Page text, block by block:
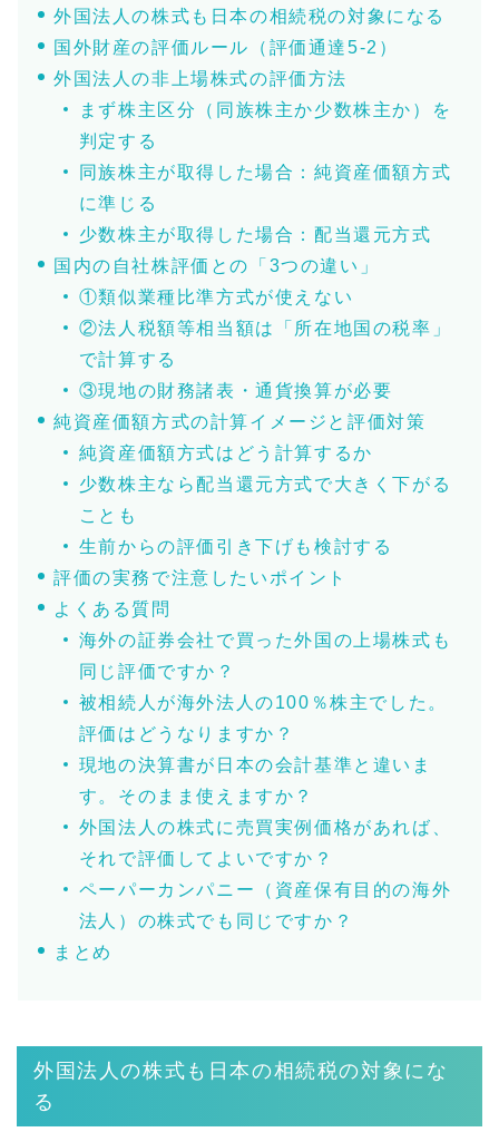
外国法人の株式も日本の相続税の対象になる
国外財産の評価ルール（評価通達5-2）
外国法人の非上場株式の評価方法
まず株主区分（同族株主か少数株主か）を
判定する
同族株主が取得した場合：純資産価額方式
に準じる
少数株主が取得した場合：配当還元方式
国内の自社株評価との「3つの違い」
①類似業種比準方式が使えない
②法人税額等相当額は「所在地国の税率」
で計算する
③現地の財務諸表・通貨換算が必要
純資産価額方式の計算イメージと評価対策
純資産価額方式はどう計算するか
少数株主なら配当還元方式で大きく下がる
ことも
生前からの評価引き下げも検討する
評価の実務で注意したいポイント
よくある質問
海外の証券会社で買った外国の上場株式も
同じ評価ですか？
被相続人が海外法人の100％株主でした。
評価はどうなりますか？
現地の決算書が日本の会計基準と違いま
す。そのまま使えますか？
外国法人の株式に売買実例価格があれば、
それで評価してよいですか？
ペーパーカンパニー（資産保有目的の海外
法人）の株式でも同じですか？
まとめ
外国法人の株式も日本の相続税の対象にな
る